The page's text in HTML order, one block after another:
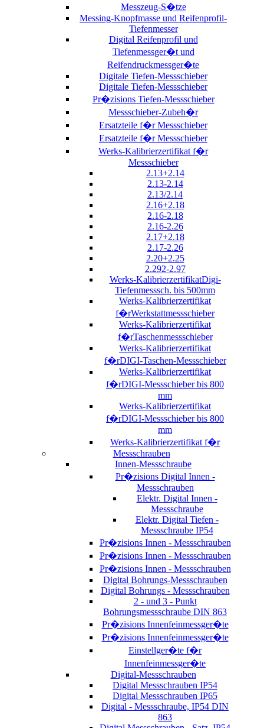
Messzeug-S�tze
Messing-Knopfmasse und Reifenprofil-
Tiefenmesser
Digital Reifenprofil und
Tiefenmessger�t und
Reifendruckmessger�te
Digitale Tiefen-Messschieber
Digitale Tiefen-Messschieber
Pr�zisions Tiefen-Messschieber
Messschieber-Zubeh�r
Ersatzteile f�r Messschieber
Ersatzteile f�r Messschieber
Werks-Kalibrierzertifikat f�r
Messschieber
2.13+2.14
2.13-2.14
2.13/2.14
2.16+2.18
2.16-2.18
2.16-2.26
2.17+2.18
2.17-2.26
2.20+2.25
2.292-2.97
Werks-KalibrierzertifikatDigi-
Tiefenmesssch. bis 500mm
Werks-Kalibrierzertifikat
f�rWerkstattmessschieber
Werks-Kalibrierzertifikat
f�rTaschenmessschieber
Werks-Kalibrierzertifikat
f�rDIGI-Taschen-Messschieber
Werks-Kalibrierzertifikat
f�rDIGI-Messschieber bis 800
mm
Werks-Kalibrierzertifikat
f�rDIGI-Messschieber bis 800
mm
Werks-Kalibrierzertifikat f�r
Messschrauben
Innen-Messschraube
Pr�zisions Digital Innen -
Messschrauben
Elektr. Digital Innen -
Messschraube
Elektr. Digital Tiefen -
Messschraube IP54
Pr�zisions Innen - Messschrauben
Pr�zisions Innen - Messschrauben
Pr�zisions Innen - Messschrauben
Digital Bohrungs-Messschrauben
Digital Bohrungs - Messschrauben
2 - und 3 - Punkt
Bohrungsmessschraube DIN 863
Pr�zisions Innenfeinmessger�te
Pr�zisions Innenfeinmessger�te
Einstellger�te f�r
Innenfeinmessger�te
Digital-Messschrauben
Digital Messschrauben IP54
Digital Messschrauben IP65
Digital - Messschraube, IP54 DIN
863